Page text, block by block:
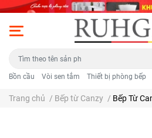
Bồn cầu Vòi sen tắm Thiết bị phòng bếp
Trang chủ / Bếp từ Canzy / Bếp Từ